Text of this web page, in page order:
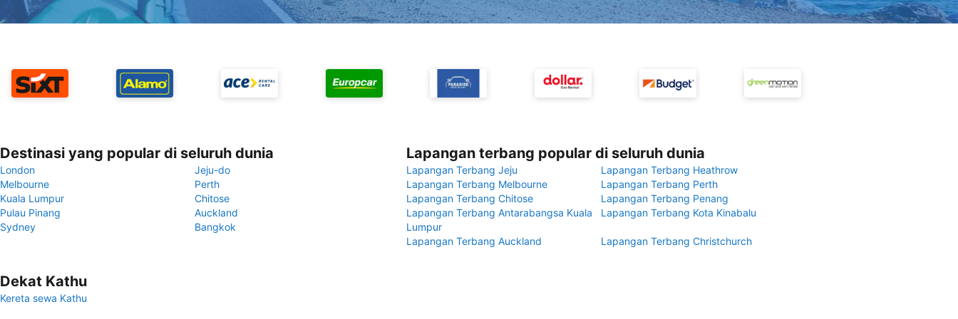
Destinasi yang popular di seluruh dunia
London
Jeju-do
Melbourne
Perth
Kuala Lumpur
Chitose
Pulau Pinang
Auckland
Sydney
Bangkok
Lapangan terbang popular di seluruh dunia
Lapangan Terbang Jeju
Lapangan Terbang Heathrow
Lapangan Terbang Melbourne
Lapangan Terbang Perth
Lapangan Terbang Chitose
Lapangan Terbang Penang
Lapangan Terbang Antarabangsa Kuala
Lumpur
Lapangan Terbang Kota Kinabalu
Lapangan Terbang Auckland Lapangan Terbang Christchurch
Dekat Kathu
Kereta sewa Kathu